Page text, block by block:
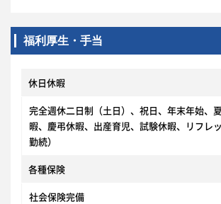
福利厚生・手当
休日休暇
完全週休二日制（土日）、祝日、年末年始、
暇、慶弔休暇、出産育児、試験休暇、リフレ
勤続）
各種保険
社会保険完備